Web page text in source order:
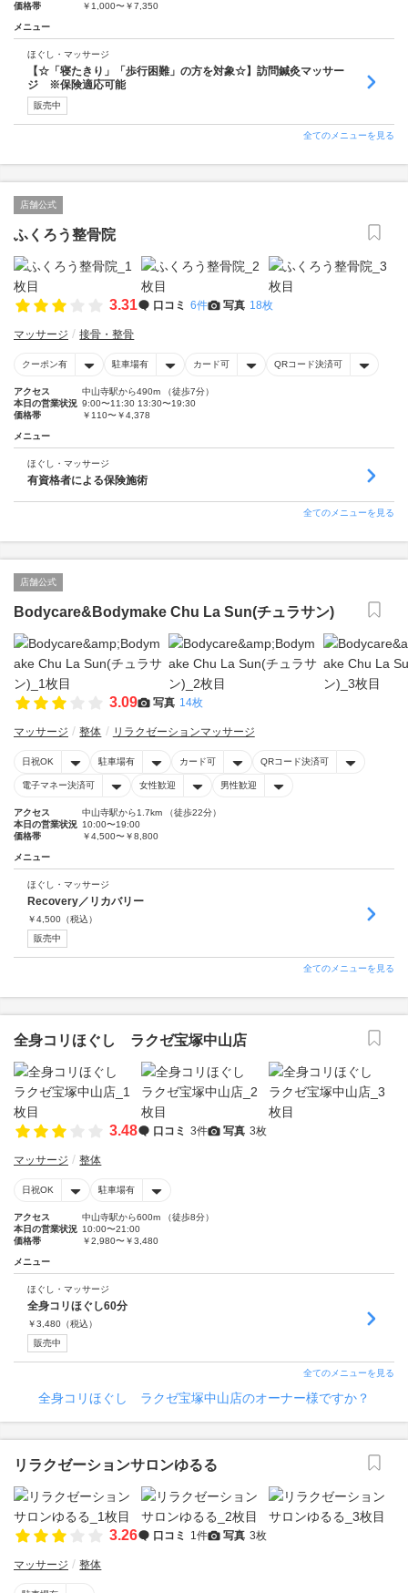
価格帯
￥1,000〜￥7,350
メニュー
ほぐし・マッサージ
【☆「寝たきり」「歩行困難」の方を対象☆】訪問鍼灸マッサー
ジ ※保険適応可能
販売中
全てのメニューを見る
店舗公式
ふくろう整骨院
3.31 口コミ 6件 写真 18枚
マッサージ 接骨・整骨
クーポン有 駐車場有 カード可 QRコード決済可
アクセス
中山寺駅から490m （徒歩7分）
本日の営業状況 9:00〜11:30 13:30〜19:30
価格帯
￥110〜￥4,378
メニュー
ほぐし・マッサージ
有資格者による保険施術
全てのメニューを見る
店舗公式
Bodycare&Bodymake Chu La Sun(チュラサン)
3.09 写真 14枚
マッサージ 整体 リラクゼーションマッサージ
日祝OK 駐車場有 カード可 QRコード決済可
電子マネー決済可 女性歓迎 男性歓迎
アクセス
中山寺駅から1.7km （徒歩22分）
本日の営業状況 10:00〜19:00
価格帯
￥4,500〜￥8,800
メニュー
ほぐし・マッサージ
Recovery／リカバリー
￥4,500 （税込）
販売中
全てのメニューを見る
全身コリほぐし ラクゼ宝塚中山店
3.48 口コミ 3件 写真 3枚
マッサージ 整体
日祝OK 駐車場有
アクセス
中山寺駅から600m （徒歩8分）
本日の営業状況 10:00〜21:00
価格帯
￥2,980〜￥3,480
メニュー
ほぐし・マッサージ
全身コリほぐし60分
￥3,480 （税込）
販売中
全てのメニューを見る
全身コリほぐし ラクゼ宝塚中山店のオーナー様ですか？
リラクゼーションサロンゆるる
3.26 口コミ 1件 写真 3枚
マッサージ 整体